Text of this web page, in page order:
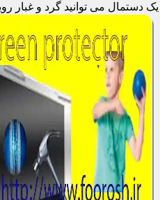
یک دستمال می توانید گرد و غبار